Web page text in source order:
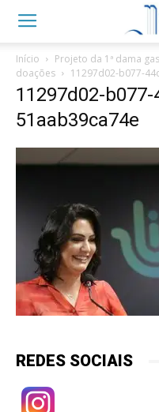
Início
Projeto da 1ª dama
doações
11297d02-b077-
11297d02-
51aab39ca74e
REDES SOCIAIS